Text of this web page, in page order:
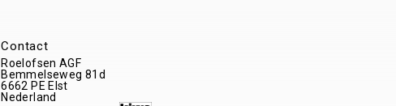
Contact
Roelofsen AGF
Bemmelseweg 81d
6662 PE Elst
Nederland